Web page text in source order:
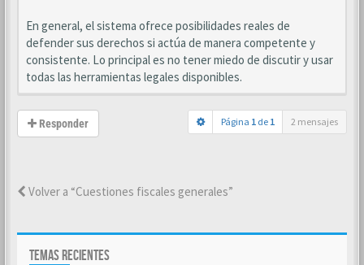
En general, el sistema ofrece posibilidades reales de
defender sus derechos si actúa de manera competente y
consistente. Lo principal es no tener miedo de discutir y usar
todas las herramientas legales disponibles.
Responder Página 1 de 1 2 mensajes
Volver a “Cuestiones fiscales generales”
TEMAS RECIENTES